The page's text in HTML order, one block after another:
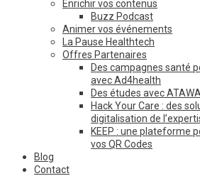
Enrichir vos contenus
Buzz Podcast
Animer vos événements
La Pause Healthtech
Offres Partenaires
Des campagnes santé
avec Ad4health
Des études avec
Hack Your Care : des
digitalisation de
KEEP : une plateforme
vos QR Codes
Blog
Contact